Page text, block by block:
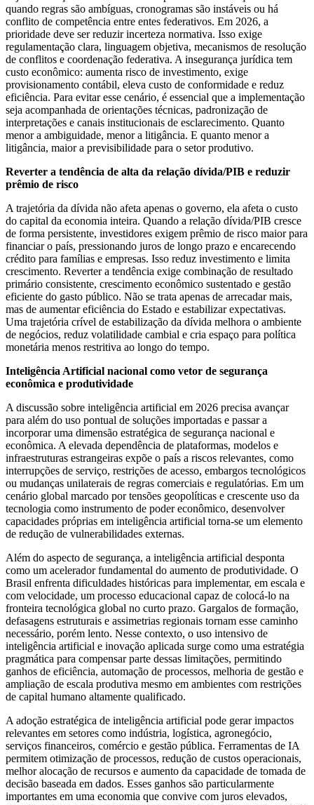
quando regras são ambíguas, cronogramas são instáveis ou há
conflito de competência entre entes federativos. Em 2026, a
prioridade deve ser reduzir incerteza normativa. Isso exige
regulamentação clara, linguagem objetiva, mecanismos de resolução
de conflitos e coordenação federativa. A insegurança jurídica tem
custo econômico: aumenta risco de investimento, exige
provisionamento contábil, eleva custo de conformidade e reduz
eficiência. Para evitar esse cenário, é essencial que a implementação
seja acompanhada de orientações técnicas, padronização de
interpretações e canais institucionais de esclarecimento. Quanto
menor a ambiguidade, menor a litigância. E quanto menor a
litigância, maior a previsibilidade para o setor produtivo.
Reverter a tendência de alta da relação dívida/PIB e reduzir
prêmio de risco
A trajetória da dívida não afeta apenas o governo, ela afeta o custo
do capital da economia inteira. Quando a relação dívida/PIB cresce
de forma persistente, investidores exigem prêmio de risco maior para
financiar o país, pressionando juros de longo prazo e encarecendo
crédito para famílias e empresas. Isso reduz investimento e limita
crescimento. Reverter a tendência exige combinação de resultado
primário consistente, crescimento econômico sustentado e gestão
eficiente do gasto público. Não se trata apenas de arrecadar mais,
mas de aumentar eficiência do Estado e estabilizar expectativas.
Uma trajetória crível de estabilização da dívida melhora o ambiente
de negócios, reduz volatilidade cambial e cria espaço para política
monetária menos restritiva ao longo do tempo.
Inteligência Artificial nacional como vetor de segurança
econômica e produtividade
A discussão sobre inteligência artificial em 2026 precisa avançar
para além do uso pontual de soluções importadas e passar a
incorporar uma dimensão estratégica de segurança nacional e
econômica. A elevada dependência de plataformas, modelos e
infraestruturas estrangeiras expõe o país a riscos relevantes, como
interrupções de serviço, restrições de acesso, embargos tecnológicos
ou mudanças unilaterais de regras comerciais e regulatórias. Em um
cenário global marcado por tensões geopolíticas e crescente uso da
tecnologia como instrumento de poder econômico, desenvolver
capacidades próprias em inteligência artificial torna-se um elemento
de redução de vulnerabilidades externas.
Além do aspecto de segurança, a inteligência artificial desponta
como um acelerador fundamental do aumento de produtividade. O
Brasil enfrenta dificuldades históricas para implementar, em escala e
com velocidade, um processo educacional capaz de colocá-lo na
fronteira tecnológica global no curto prazo. Gargalos de formação,
defasagens estruturais e assimetrias regionais tornam esse caminho
necessário, porém lento. Nesse contexto, o uso intensivo de
inteligência artificial e inovação aplicada surge como uma estratégia
pragmática para compensar parte dessas limitações, permitindo
ganhos de eficiência, automação de processos, melhoria de gestão e
ampliação de escala produtiva mesmo em ambientes com restrições
de capital humano altamente qualificado.
A adoção estratégica de inteligência artificial pode gerar impactos
relevantes em setores como indústria, logística, agronegócio,
serviços financeiros, comércio e gestão pública. Ferramentas de IA
permitem otimização de processos, redução de custos operacionais,
melhor alocação de recursos e aumento da capacidade de tomada de
decisão baseada em dados. Esses ganhos são particularmente
importantes em uma economia que convive com juros elevados,